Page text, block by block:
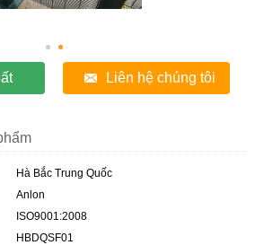
Liên hệ chúng tôi
Hà Bắc Trung Quốc
Anlon
ISO9001:2008
HBDQSF01